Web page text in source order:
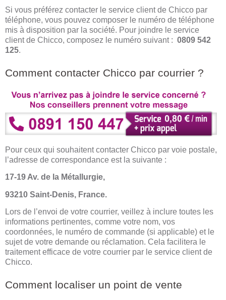
Si vous préférez contacter le service client de Chicco par
téléphone, vous pouvez composer le numéro de téléphone
mis à disposition par la société. Pour joindre le service
client de Chicco, composez le numéro suivant : 0809 542
125.
Comment contacter Chicco par courrier ?
Pour ceux qui souhaitent contacter Chicco par voie postale,
l’adresse de correspondance est la suivante :
17-19 Av. de la Métallurgie,
93210 Saint-Denis, France.
Lors de l’envoi de votre courrier, veillez à inclure toutes les
informations pertinentes, comme votre nom, vos
coordonnées, le numéro de commande (si applicable) et le
sujet de votre demande ou réclamation. Cela facilitera le
traitement efficace de votre courrier par le service client de
Chicco.
Comment localiser un point de vente